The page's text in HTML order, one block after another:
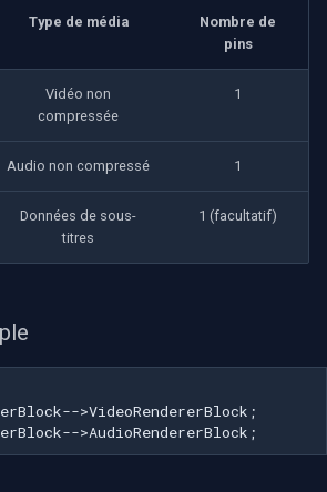
Type de média
Nombre de
pins
Vidéo non
compressée
1
Audio non compressé 1
Données de sous-
titres
1 (facultatif)
>VideoRendererBlock;
>AudioRendererBlock;